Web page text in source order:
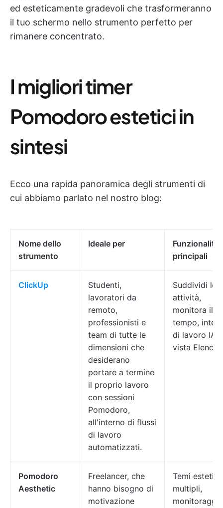
ed esteticamente gradevoli che trasformeranno
il tuo schermo nello strumento perfetto per
rimanere concentrato.
I migliori timer
Pomodoro estetici in
sintesi
Ecco una rapida panoramica degli strumenti di
cui abbiamo parlato nel nostro blog:
Nome dello
strumento
Ideale per
Funzionalità
principali
ClickUp
Studenti,
lavoratori da
remoto,
professionisti e
team di tutte le
dimensioni che
desiderano
portare a termine
il proprio lavoro
con sessioni
Pomodoro,
all'interno di flussi
di lavoro
automatizzati.
Suddividi le
attività,
monitora il
tempo,
di lavoro IA e
vista Elenco.
Pomodoro
Aesthetic
Freelancer, che
hanno bisogno di
motivazione
Temi estetici
multipli,
monitoraggio